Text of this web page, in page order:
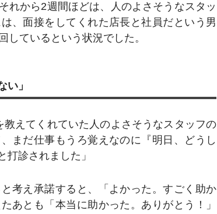
れから2週間ほどは、人のよさそうなスタッ
、面接をしてくれた店長と社員だという男
しているという状況でした。
い」
教えてくれていた人のよさそうなスタッフの
まだ仕事もうろ覚えなのに『明日、どうし
診されました」
考え承諾すると、「よかった。すごく助か
あとも「本当に助かった。ありがとう！」